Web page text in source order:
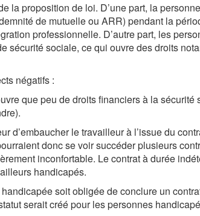
la proposition de loi. D’une part, la
de mutuelle ou ARR) pendant la
professionnelle. D’autre part, les
sécurité sociale, ce qui ouvre des droits
négatifs :
que peu de droits financiers à la
d’embaucher le travailleur à l’issue du
donc se voir succéder plusieurs
inconfortable. Le contrat à durée
handicapés.
soit obligée de conclure un
serait créé pour les personnes